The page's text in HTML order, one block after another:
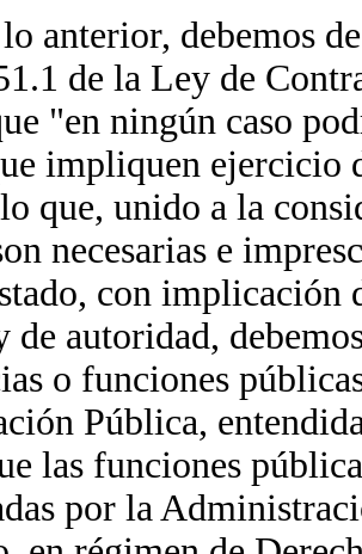
anterior, debemos
de la Ley de
"en ningún caso
impliquen ejercicio
que, unido a la
necesarias e
con
de autoridad,
o funciones
Pública,
las funciones
por la